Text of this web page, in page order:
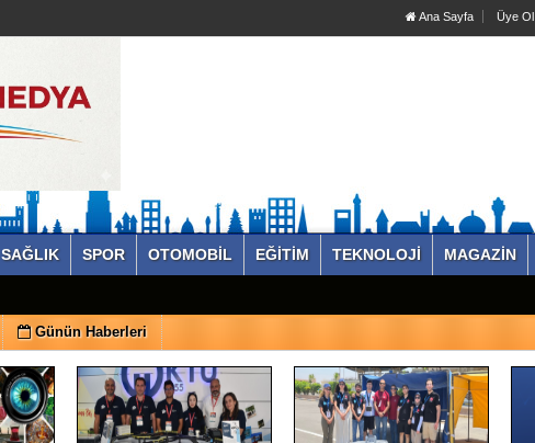
Ana Sayfa Üye Ol
SAĞLIK SPOR OTOMOBİL EĞİTİM TEKNOLOJİ MAGAZİN
Günün Haberleri